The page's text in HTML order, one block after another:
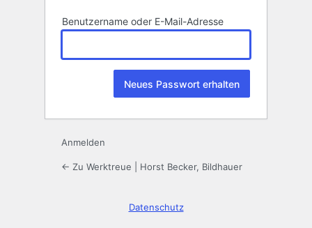
Benutzername oder E-Mail-Adresse
Anmelden
← Zu Werktreue | Horst Becker, Bildhauer
Datenschutz